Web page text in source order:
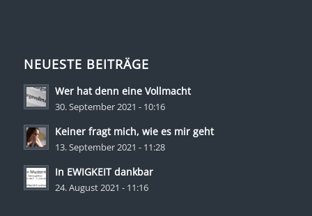
NEUESTE BEITRÄGE
Wer hat denn eine Vollmacht
30. September 2021 - 10:16
Keiner fragt mich, wie es mir geht
13. September 2021 - 11:28
In EWIGKEIT dankbar
24. August 2021 - 11:16